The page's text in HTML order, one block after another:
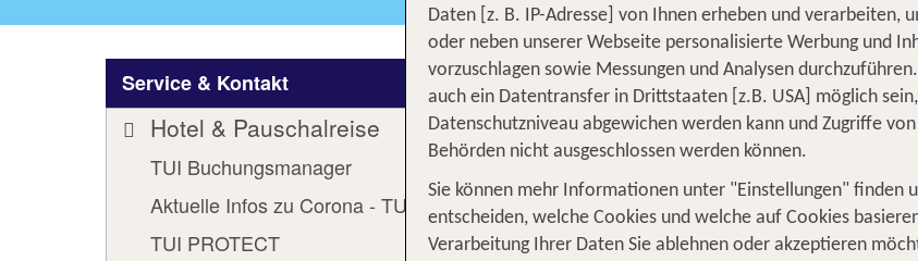
Service & Kontakt
Hotel & Pauschalreise
TUI Buchungsmanager
Aktuelle Infos zu Corona - TUI.com
TUI PROTECT
Rundum gut versichert mit
Selbstbeteiligung
Damit Sie Ihren TUI Urlaub unbeschwert
Abschluss eines Reiseschutz-Pakets.
Reiseschutz befinden Sie sich stets auf
TUI Online-Buchung: Im
Daten [z. B. IP-Adresse] von Ihnen erheben und verarbeiten,
oder neben unserer Webseite personalisierte Werbung und
vorzuschlagen sowie Messungen und Analysen
auch ein Datentransfer in Drittstaaten [z.B. USA] möglich
Datenschutzniveau abgewichen werden kann und Zugriffe
Behörden nicht ausgeschlossen werden können.
Sie können mehr Informationen unter "Einstellungen" finden
entscheiden, welche Cookies und welche auf Cookies
Verarbeitung Ihrer Daten Sie ablehnen oder akzeptieren